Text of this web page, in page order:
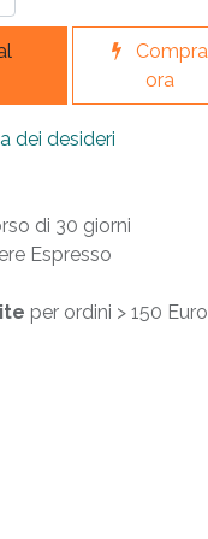
Compra
ora
dei desideri
di 30 giorni
Espresso
per ordini > 150 Euro